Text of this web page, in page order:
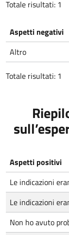
Totale risultati: 1
Aspetti negativi
Altro
Totale risultati: 1
Aspetti positivi
Le indicazioni
Le indicazioni
Non ho avuto